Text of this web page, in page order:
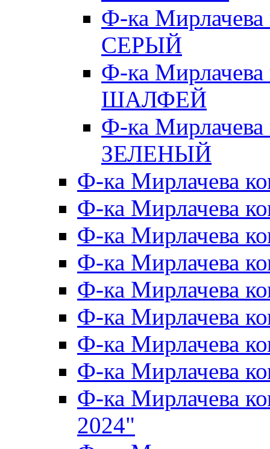
Ф-ка
СЕРЫЙ
Ф-ка
ШАЛФЕЙ
Ф-ка
ЗЕЛЕНЫЙ
Ф-ка Мирлачева
Ф-ка Мирлачева
Ф-ка Мирлачева
Ф-ка Мирлачева
Ф-ка Мирлачева
Ф-ка Мирлачева
Ф-ка Мирлачева
Ф-ка Мирлачева
Ф-ка Мирлачева
2024"